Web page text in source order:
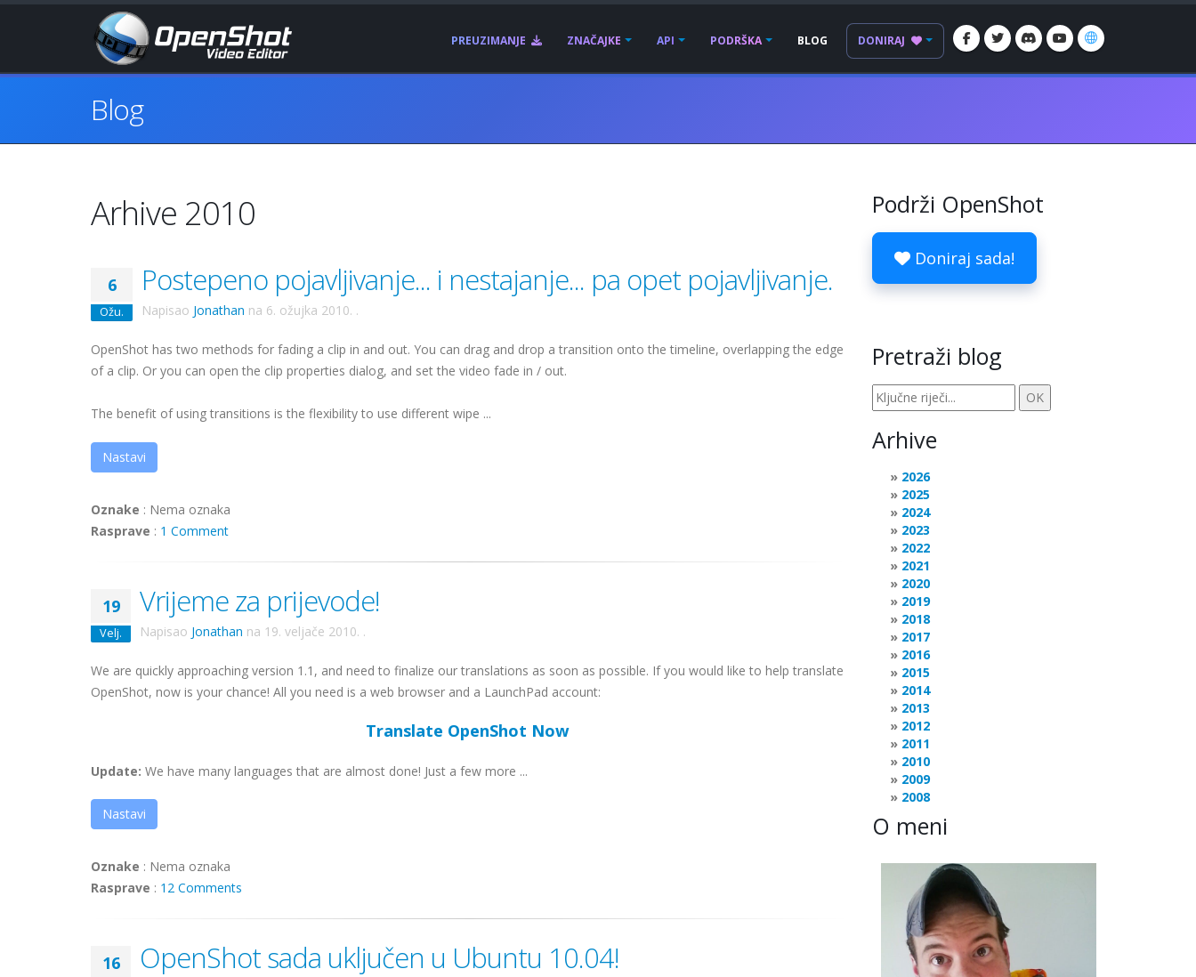
PREUZIMANJE ZNAČAJKE API PODRŠKA BLOG DONIRAJ
Blog
Arhive 2010
6
Ožu.
Postepeno pojavljivanje... i nestajanje... pa opet pojavljivanje.
Napisao Jonathan na 6. ožujka 2010. .
OpenShot has two methods for fading a clip in and out. You can drag and drop a transition onto the timeline, overlapping the edge
of a clip. Or you can open the clip properties dialog, and set the video fade in / out.
The benefit of using transitions is the flexibility to use different wipe ...
Nastavi
Oznake : Nema oznaka
Rasprave : 1 Comment
19
Velj.
Vrijeme za prijevode!
Napisao Jonathan na 19. veljače 2010. .
We are quickly approaching version 1.1, and need to finalize our translations as soon as possible. If you would like to help translate
OpenShot, now is your chance! All you need is a web browser and a LaunchPad account:
Translate OpenShot Now
Update: We have many languages that are almost done! Just a few more ...
Nastavi
Oznake : Nema oznaka
Rasprave : 12 Comments
16 OpenShot sada uključen u Ubuntu 10.04!
Podrži OpenShot
Doniraj sada!
Pretraži blog
Arhive
2026
2025
2024
2023
2022
2021
2020
2019
2018
2017
2016
2015
2014
2013
2012
2011
2010
2009
2008
O meni